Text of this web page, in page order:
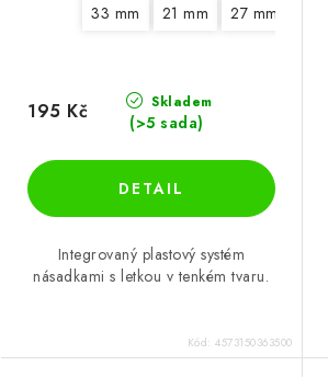
d
k
t
ů
33 mm 21 mm 27 mm
Skladem
(>5 sada)
195 Kč
Integrovaný plastový systém
násadkami s letkou v tenkém tvaru.
Kód:4573150363500